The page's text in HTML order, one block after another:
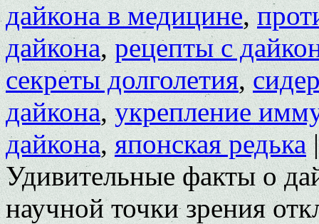
дайкона в медицине,
дайкона,рецепты с
секреты долголетия,
дайкона,укрепление
дайкона,японская редька |
Удивительные факты о
научной точки зрения